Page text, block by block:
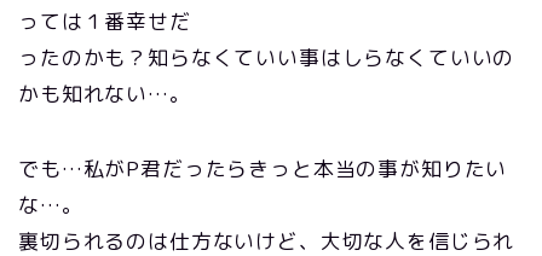
っては１番幸せだ
ったのかも？知らなくていい事はしらなくていいの
かも知れない…。
でも…私がP君だったらきっと本当の事が知りたい
な…。
裏切られるのは仕方ないけど、大切な人を信じられ